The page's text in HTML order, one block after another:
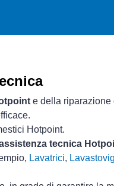
e della riparazione
Hotpoint.
tecnica
Lavatrici,